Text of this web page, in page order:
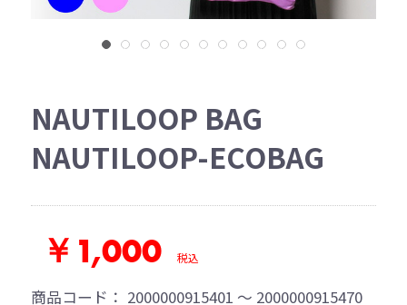
NAUTILOOP BAG
NAUTILOOP-ECOBAG
￥1,000 税込
商品コード： 2000000915401 ～ 2000000915470